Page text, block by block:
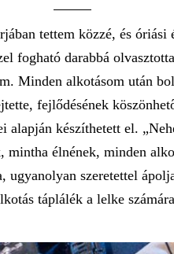
tettem közzé, és óriási
fogható darabbá
Minden alkotásom után
fejlődésének
alapján készíthetett el.
élnének, minden
ugyanolyan szeretettel
táplálék a lelke